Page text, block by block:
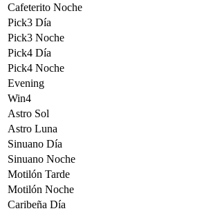
Cafeterito Noche
Pick3 Día
Pick3 Noche
Pick4 Día
Pick4 Noche
Evening
Win4
Astro Sol
Astro Luna
Sinuano Día
Sinuano Noche
Motilón Tarde
Motilón Noche
Caribeña Día